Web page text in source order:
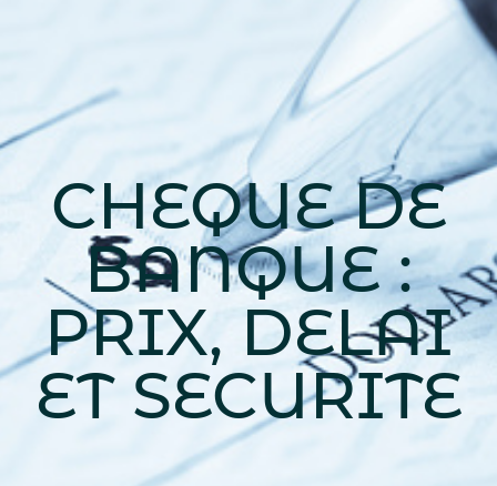
CHEQUE DE
BANQUE :
PRIX, DELAI
ET SECURITE